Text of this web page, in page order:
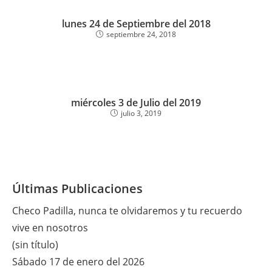
lunes 24 de Septiembre del 2018
septiembre 24, 2018
miércoles 3 de Julio del 2019
julio 3, 2019
Últimas Publicaciones
Checo Padilla, nunca te olvidaremos y tu recuerdo
vive en nosotros
(sin título)
Sábado 17 de enero del 2026